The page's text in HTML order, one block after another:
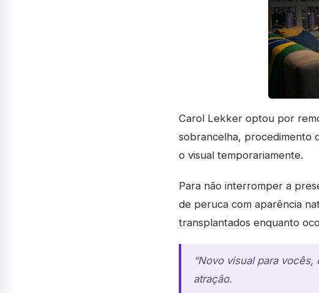
Carol Lekker optou por
sobrancelha, procedimento
o visual temporariamente.
Para não interromper a
de peruca com aparência
transplantados enquanto
“Novo visual para
atração.